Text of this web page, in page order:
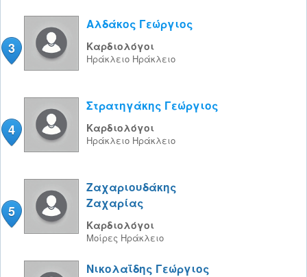
3
Αλδάκος Γεώργιος
Καρδιολόγοι
Ηράκλειο Ηράκλειο
4
Στρατηγάκης Γεώργιος
Καρδιολόγοι
Ηράκλειο Ηράκλειο
5
Ζαχαριουδάκης
Ζαχαρίας
Καρδιολόγοι
Μοίρες Ηράκλειο
Νικολαΐδης Γεώργιος